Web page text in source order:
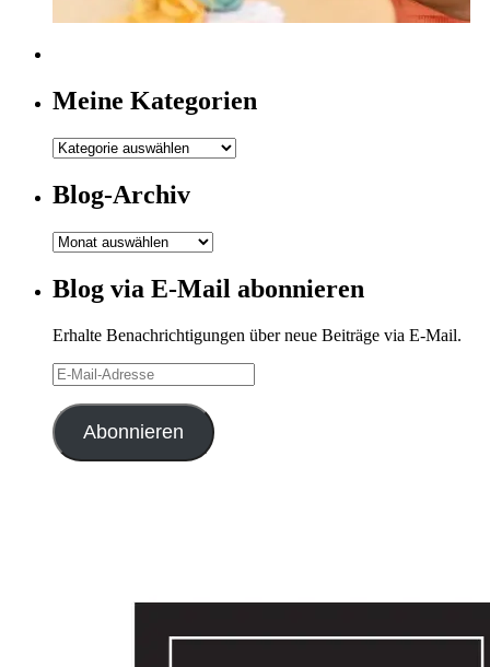
Meine Kategorien
Meine
Blog-Archiv
Blog-
Blog via E-Mail abonnieren
Erhalte Benachrichtigungen über neue Beiträge via E-Mail.
E-
Mail-
Adresse
Abonnieren